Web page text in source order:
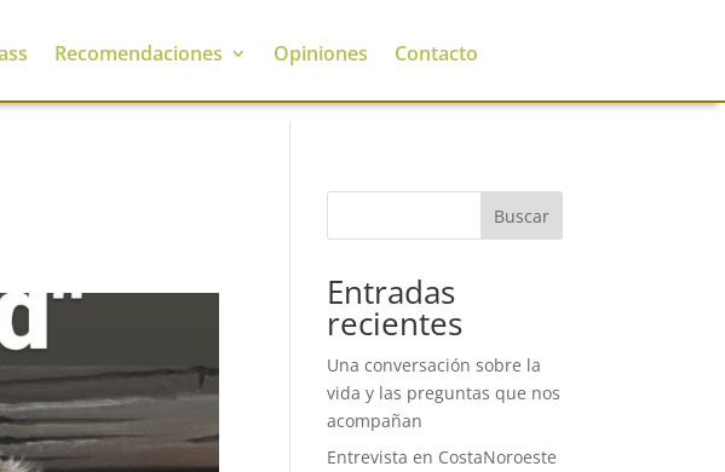
Recomendaciones Opiniones Contacto
Buscar
Entradas
recientes
Una conversación sobre la
vida y las preguntas que nos
acompañan
Entrevista en CostaNoroeste